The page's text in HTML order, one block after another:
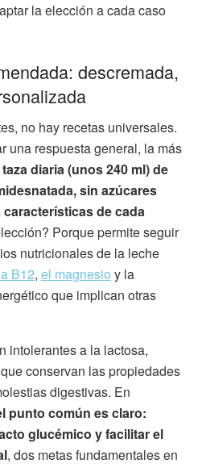
la elección a cada caso
descremada,
no hay recetas universales.
una respuesta general, la más
diaria (unos 240 ml) de
sin azúcares
de cada
Porque permite seguir
nutricionales de la leche
B12, el magnesio y la
que implican otras
intolerantes a la lactosa,
conservan las propiedades
digestivas. En
punto común es claro:
glucémico y facilitar el
, dos metas fundamentales en